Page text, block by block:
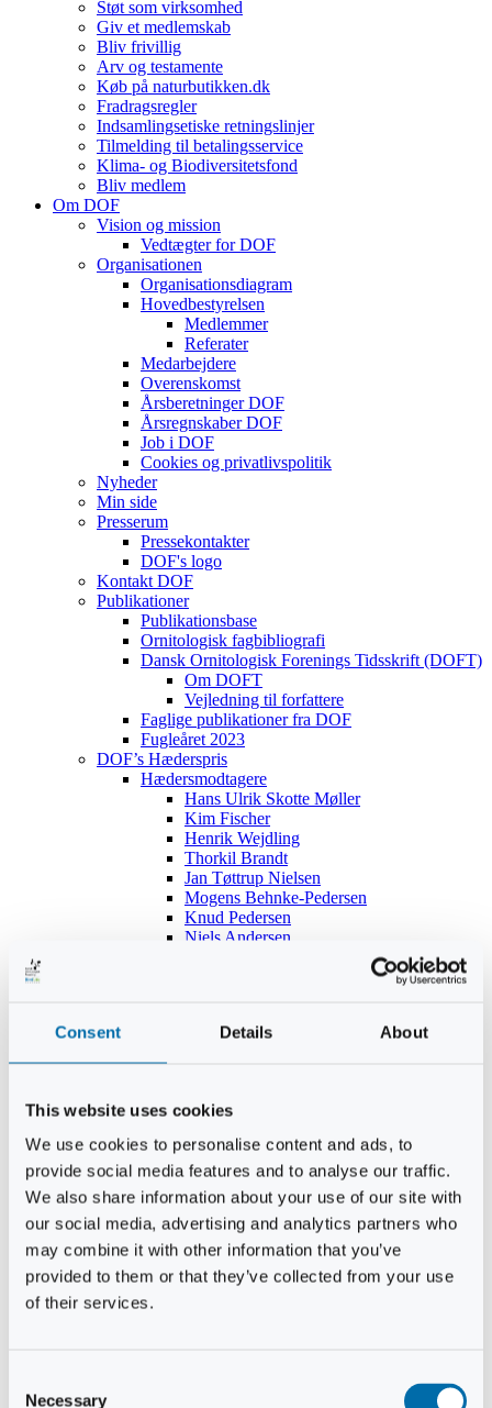
Consent Details About
This website uses cookies
We use cookies to personalise content and ads, to
provide social media features and to analyse our traffic.
We also share information about your use of our site with
our social media, advertising and analytics partners who
may combine it with other information that you’ve
provided to them or that they’ve collected from your use
of their services.
Necessary
Støt som virksomhed
Giv et medlemskab
Bliv frivillig
Arv og testamente
Køb på naturbutikken.dk
Fradragsregler
Indsamlingsetiske retningslinjer
Tilmelding til betalingsservice
Klima- og Biodiversitetsfond
Bliv medlem
Om DOF
Vision og mission
Vedtægter for DOF
Organisationen
Organisationsdiagram
Hovedbestyrelsen
Medlemmer
Referater
Medarbejdere
Overenskomst
Årsberetninger DOF
Årsregnskaber DOF
Job i DOF
Cookies og privatlivspolitik
Nyheder
Min side
Presserum
Pressekontakter
DOF's logo
Kontakt DOF
Publikationer
Publikationsbase
Ornitologisk fagbibliografi
Dansk Ornitologisk Forenings Tidsskrift (DOFT)
Om DOFT
Vejledning til forfattere
Faglige publikationer fra DOF
Fugleåret 2023
DOF’s Hæderspris
Hædersmodtagere
Hans Ulrik Skotte Møller
Kim Fischer
Henrik Wejdling
Thorkil Brandt
Jan Tøttrup Nielsen
Mogens Behnke-Pedersen
Knud Pedersen
Niels Andersen
Christian Hjorth
Niels Thomas Rosenberg
Benny Gensbøl
Bent Jakobsen
Svend Andersen
Bent Wigh
Jens-Kjeld Jensen
Jon Fjeldså
William Carøe Aarestrup
Erik Mølgaard